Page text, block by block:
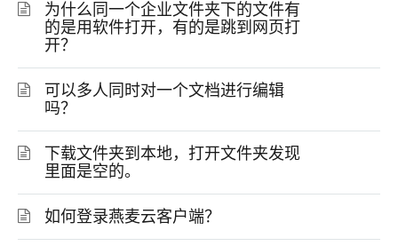
为什么同一个企业文件夹下的文件有
的是用软件打开，有的是跳到网页打
开？
可以多人同时对一个文档进行编辑
吗？
下载文件夹到本地，打开文件夹发现
里面是空的。
如何登录燕麦云客户端？